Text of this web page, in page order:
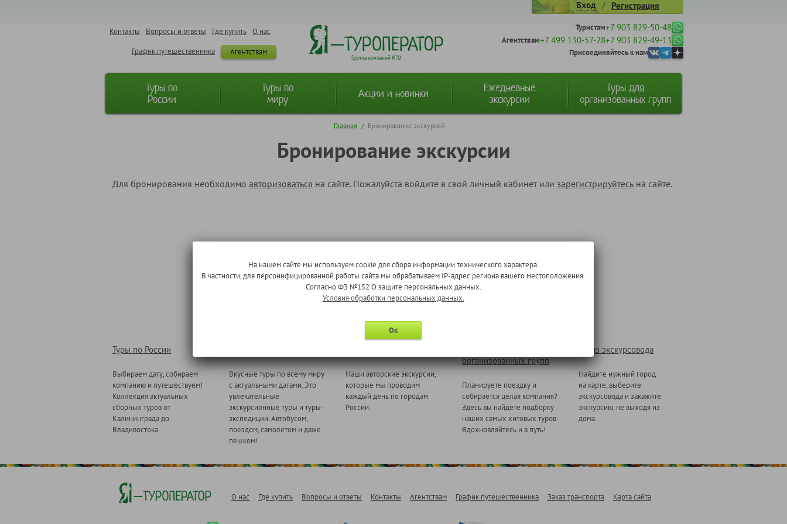
Вход / Регистрация
О нас
Где купить
Вопросы и ответы
Контакты
Агентствам
График путешественника
Группа компаний ЯТО
Туристам+7 903 829-50-48
Агентствам+7 499 130-57-28+7 903 829-49-13
Присоединяйтесь к нам
Туры по
России
Туры по
миру
Акции и новинки
Ежедневные
экскурсии
Туры для
организованных групп
Главная / Бронирование экскурсий
Бронирование экскурсии
Для бронирования необходимо авторизоваться на сайте. Пожалуйста войдите в свой личный кабинет или зарегистрируйтесь на сайте.
Туры по России
Выбираем дату, собираем
компанию и путешествуем!
Коллекция актуальных
сборных туров от
Калининграда до
Владивостока.
Вкусные туры по всему миру
с актуальными датами. Это
увлекательные
экскурсионные туры и туры-
экспедиции. Автобусом,
поездом, самолетом и даже
пешком!
Наши авторские экскурсии,
которые мы проводим
каждый день по городам
России.
организованных групп
Планируете поездку и
собирается целая компания?
Здесь вы найдете подборку
наших самых хитовых туров.
Вдохновляйтесь и в путь!
Заказ экскурсовода
Найдите нужный город
на карте, выберите
экскурсовода и закажите
экскурсию, не выходя из
дома.
О нас Где купить Вопросы и ответы Контакты Агентствам График путешественника Заказ транспорта Карта сайта
На нашем сайте мы используем cookie для сбора информации технического характера.
В частности, для персонифицированной работы сайта мы обрабатываем IP-адрес региона вашего местоположения.
Согласно ФЗ №152 О защите персональных данных.
Условия обработки персональных данных.
Ок